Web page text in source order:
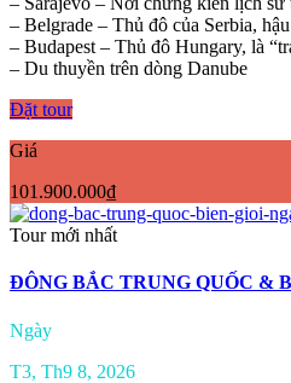
– Belgrade – Thủ đô của Serbia,
– Budapest – Thủ đô Hungary, là
– Du thuyền trên dòng Danube
Đặt tour
Giá
101.900.000₫
Tour mới nhất
ĐÔNG BẮC TRUNG QUỐC &
Ngày
T3, Th9 8, 2026